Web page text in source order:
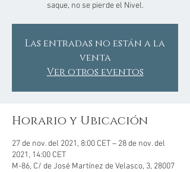
saque, no se pierde el Nivel.
Las entradas no están a la
venta
Ver otros eventos
Horario y Ubicación
27 de nov. del 2021, 8:00 CET – 28 de nov. del
2021, 14:00 CET
M-86, C/ de José Martínez de Velasco, 3, 28007